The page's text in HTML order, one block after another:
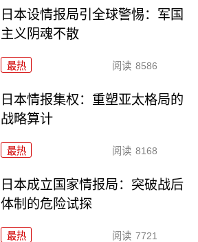
日本设情报局引全球警惕：军国
主义阴魂不散
最热 阅读 8586
日本情报集权：重塑亚太格局的
战略算计
最热 阅读 8168
日本成立国家情报局：突破战后
体制的危险试探
最热 阅读 7721